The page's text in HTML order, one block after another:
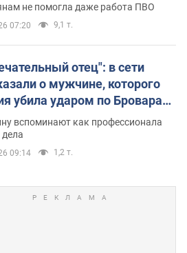
не помогла даже работа ПВО
07:20 9,1 т.
отец": в сети
о мужчине, которого
убила ударом по Броварам.
вспоминают как профессионала
дела
09:14 1,2 т.